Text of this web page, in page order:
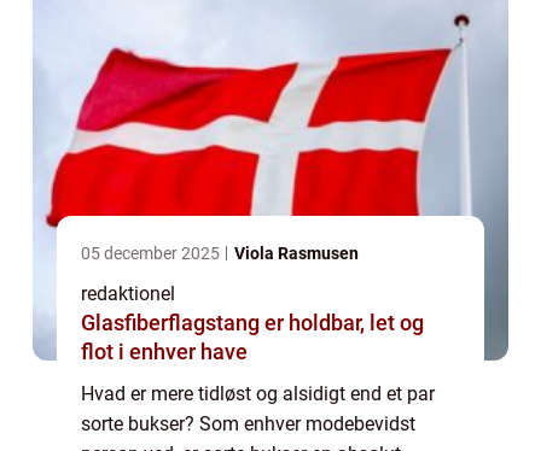
05 december 2025 Viola Rasmusen
redaktionel
Glasfiberflagstang er holdbar, let og
flot i enhver have
Hvad er mere tidløst og alsidigt end et par
sorte bukser? Som enhver modebevidst